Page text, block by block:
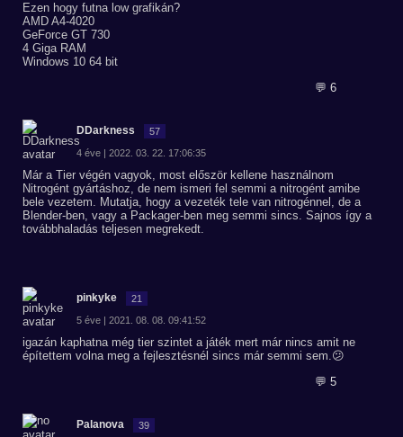
Ezen hogy futna low grafikán?
AMD A4-4020
GeForce GT 730
4 Giga RAM
Windows 10 64 bit
💬 6
DDarkness 57
4 éve | 2022. 03. 22. 17:06:35
Már a Tier végén vagyok, most először kellene használnom
Nitrogént gyártáshoz, de nem ismeri fel semmi a nitrogént amibe
bele vezetem. Mutatja, hogy a vezeték tele van nitrogénnel, de a
Blender-ben, vagy a Packager-ben meg semmi sincs. Sajnos így a
továbbhaladás teljesen megrekedt.
pinkyke 21
5 éve | 2021. 08. 08. 09:41:52
igazán kaphatna még tier szintet a játék mert már nincs amit ne
építettem volna meg a fejlesztésnél sincs már semmi sem.😕
💬 5
Palanova 39